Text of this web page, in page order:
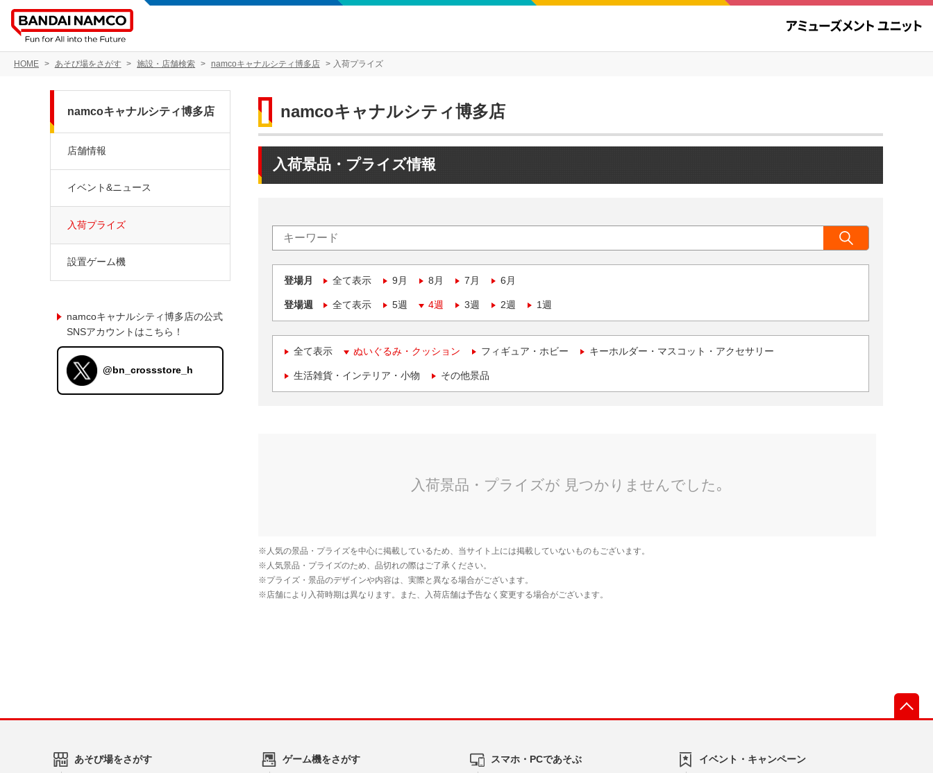
HOME あそび場をさがす 施設・店舗検索 namcoキャナルシティ博多店 入荷プライズ
namcoキャナルシティ博多店
入荷景品・プライズ情報
登場月 全て表示 9月 8月 7月 6月
登場週 全て表示 5週 4週 3週 2週 1週
全て表示 ぬいぐるみ・クッション フィギュア・ホビー キーホルダー・マスコット・アクセサリー
生活雑貨・インテリア・小物 その他景品
namcoキャナルシティ博多店
店舗情報
イベント&ニュース
入荷プライズ
設置ゲーム機
namcoキャナルシティ博多店の公式
SNSアカウントはこちら！
@bn_crossstore_h
あそび場をさがす ゲーム機をさがす スマホ・PCであそぶ イベント・キャンペーン